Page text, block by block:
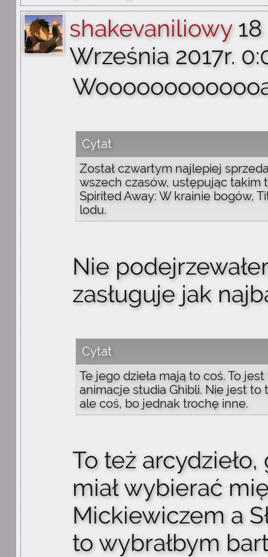
shakevaniliowy 18
Września 2017r.
Cytat
Został czwartym najlepiej
wszech czasów, ustępując takim
Spirited Away: W krainie bogów,
lodu.
Nie
zasługuje jak
Cytat
Te jego dzieła mają to coś. To
animacje studia Ghibli. Nie jest to
ale coś, bo jednak trochę inne.
To też
miał wybierać
Mickiewiczem a
to wybrałbym